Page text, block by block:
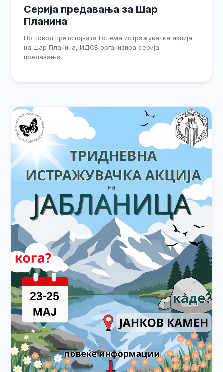
Серија предавања за Шар
Планина
По повод претстојната Голема истражувачка акција
на Шар Планина, ИДСБ организира серија
предавања.